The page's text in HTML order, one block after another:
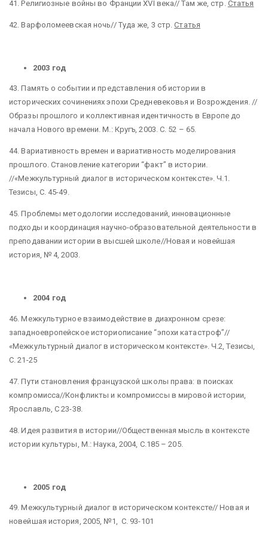
41. Религиозные войны во Франции XVI века// Там же, стр. Статья
42. Варфоломеевская ночь// Туда же, 3 стр.Статья
2003 год
43. Память о событии и представления об истории в
исторических сочинениях эпохи Средневековья и Возрождения. //
Образы прошлого и коллективная идентичность в Европе до
начала Нового времени. М.: Кругъ, 2003. С. 52 – 65.
44. Вариативность времен и вариативность моделирования
прошлого. Становление категории “факт” в истории.
//«Межкультурный диалог в историческом контексте». Ч.1.
Тезисы, С. 45-49.
45. Проблемы методологии исследований, инновационные
подходы и координация научно-образовательной деятельности в
преподавании истории в высшей школе//Новая и новейшая
история, № 4, 2003.
2004 год
46. Межкультурное взаимодействие в диахронном срезе:
западноевропейское историописание “эпохи катастроф”//
«Межкультурный диалог в историческом контексте». Ч.2, Тезисы,
С. 21-25
47. Пути становления французской школы права: в поисках
компромисса//Конфликты и компромиссы в мировой истории,
Ярославль, С 23-38.
48. Идея развития в истории//Общественная мысль в контексте
истории культуры, М.: Наука, 2004, С.185 – 205.
2005 год
49. Межкультурный диалог в историческом контексте// Новая и
новейшая история, 2005, №1, С. 93-101